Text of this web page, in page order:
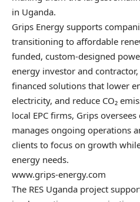
in Uganda.
Grips Energy supports
transitioning to affordable
funded, custom-designed
energy investor and
financed solutions that lower
electricity, and reduce CO₂
local EPC firms, Grips
manages ongoing operations
clients to focus on growth
energy needs.
www.grips-energy.com
The RES Uganda project